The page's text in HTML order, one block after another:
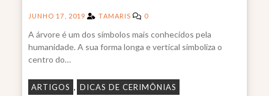
JUNHO 17, 2019 TAMARIS 0
A árvore é um dos símbolos mais conhecidos pela
humanidade. A sua forma longa e vertical simboliza o
centro do…
ARTIGOS , DICAS DE CERIMÔNIAS